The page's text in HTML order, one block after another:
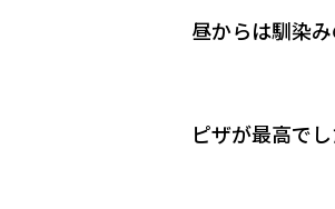
昼からは馴染
ピザが最高で